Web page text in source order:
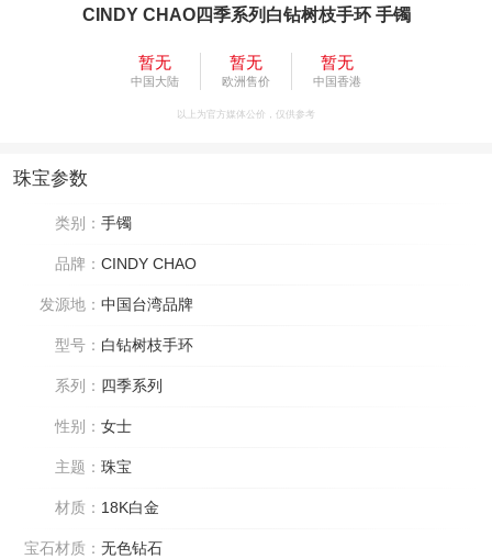
CINDY CHAO四季系列白钻树枝手环 手镯
暂无
中国大陆
暂无
欧洲售价
暂无
中国香港
以上为官方媒体公价，仅供参考
珠宝参数
类别： 手镯
品牌： CINDY CHAO
发源地： 中国台湾品牌
型号： 白钻树枝手环
系列： 四季系列
性别： 女士
主题： 珠宝
材质： 18K白金
宝石材质： 无色钻石